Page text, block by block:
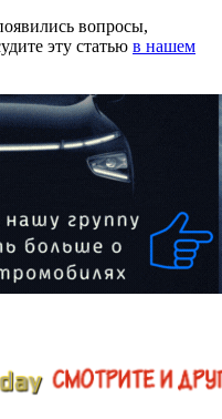
вопросы,
эту статью в нашем